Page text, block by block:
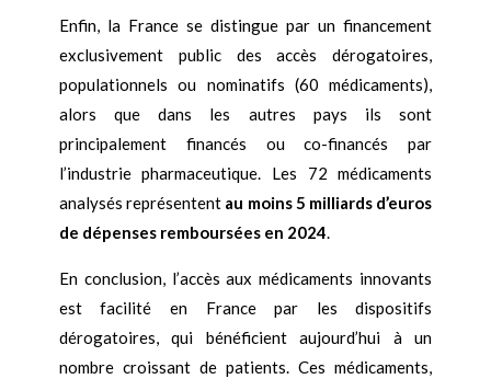
Enfin, la France se distingue par un financement
exclusivement public des accès dérogatoires,
populationnels ou nominatifs (60 médicaments),
alors que dans les autres pays ils sont
principalement financés ou co-financés par
l’industrie pharmaceutique. Les 72 médicaments
analysés représentent au moins 5 milliards d’euros
de dépenses remboursées en 2024.
En conclusion, l’accès aux médicaments innovants
est facilité en France par les dispositifs
dérogatoires, qui bénéficient aujourd’hui à un
nombre croissant de patients. Ces médicaments,